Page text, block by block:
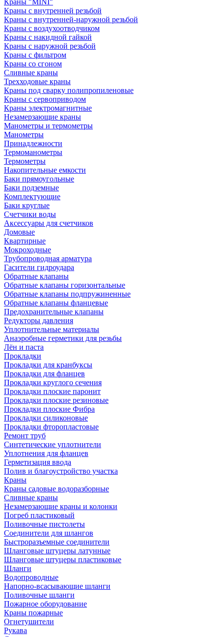
Краны с внутренней резьбой
Краны с внутренней-наружной резьбой
Краны с воздухоотводчиком
Краны с накидной гайкой
Краны с наружной резьбой
Краны с фильтром
Краны со сгоном
Сливные краны
Трехходовые краны
Краны под сварку полипропиленовые
Краны с сервоприводом
Краны электромагнитные
Незамерзающие краны
Манометры и термометры
Манометры
Принадлежности
Термоманометры
Термометры
Накопительные емкости
Баки прямоугольные
Баки подземные
Комплектующие
Баки круглые
Счетчики воды
Аксессуары для счетчиков
Домовые
Квартирные
Мокроходные
Трубопроводная арматура
Гасители гидроудара
Обратные клапаны
Обратные клапаны горизонтальные
Обратные клапаны подпружиненные
Обратные клапаны фланцевые
Предохранительные клапаны
Редукторы давления
Уплотнительные материалы
Анаэробные герметики для резьбы
Лён и паста
Прокладки
Прокладки для кранбуксы
Прокладки для фланцев
Прокладки круглого сечения
Прокладки плоские паронит
Прокладки плоские резиновые
Прокладки плоские Фибра
Прокладки силиконовые
Прокладки фторопластовые
Ремонт труб
Синтетические уплотнители
Уплотнения для фланцев
Герметизация ввода
Полив и благоустройство участка
Краны
Краны садовые водоразборные
Сливные краны
Незамерзающие краны и колонки
Погреб пластиковый
Поливочные пистолеты
Соединители для шлангов
Быстроразъемные соединители
Шланговые штуцеры латунные
Шланговые штуцеры пластиковые
Шланги
Водопроводные
Напорно-всасывающие шланги
Поливочные шланги
Пожарное оборудование
Краны пожарные
Огнетушители
Рукава